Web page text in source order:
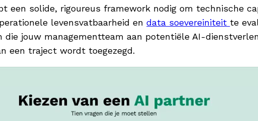
een solide, rigoureus framework nodig om technische
levensvatbaarheid endata soevereiniteitte
die jouw managementteam aan potentiële AI-
een traject wordt toegezegd.